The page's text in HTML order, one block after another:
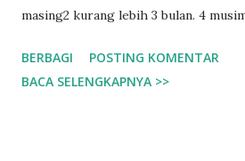
masing2 kurang lebih 3 bulan. 4
Musim Gugur (Autumn, 秋, aki)
fuyu) Musim Semi dimulai sekitar
BERBAGI
POSTING KOMENTAR
BACA SELENGKAPNYA >>